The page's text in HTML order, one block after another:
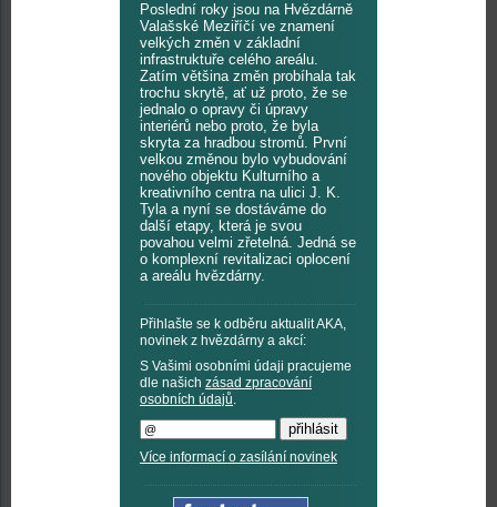
Poslední roky jsou na Hvězdárně
Valašské Meziříčí ve znamení
velkých změn v základní
infrastruktuře celého areálu.
Zatím většina změn probíhala tak
trochu skrytě, ať už proto, že se
jednalo o opravy či úpravy
interiérů nebo proto, že byla
skryta za hradbou stromů. První
velkou změnou bylo vybudování
nového objektu Kulturního a
kreativního centra na ulici J. K.
Tyla a nyní se dostáváme do
další etapy, která je svou
povahou velmi zřetelná. Jedná se
o komplexní revitalizaci oplocení
a areálu hvězdárny.
Přihlašte se k odběru aktualit AKA,
novinek z hvězdárny a akcí:
S Vašimi osobními údaji pracujeme
dle našich zásad zpracování
osobních údajů.
Více informací o zasílání novinek